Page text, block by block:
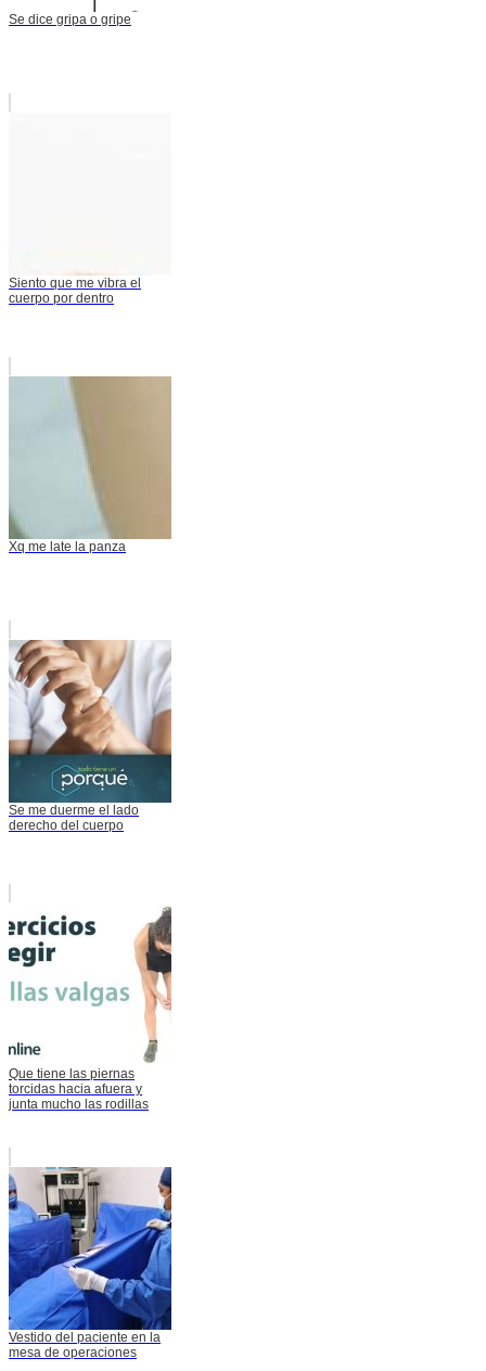
Se dice gripa o gripe
Siento que me vibra el
cuerpo por dentro
Xq me late la panza
Se me duerme el lado
derecho del cuerpo
Que tiene las piernas
torcidas hacia afuera y
junta mucho las rodillas
Vestido del paciente en la
mesa de operaciones